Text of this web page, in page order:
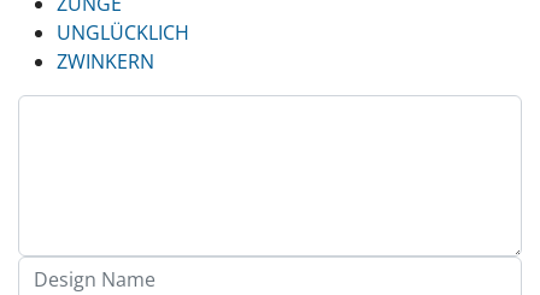
UNGLÜCKLICH
ZWINKERN